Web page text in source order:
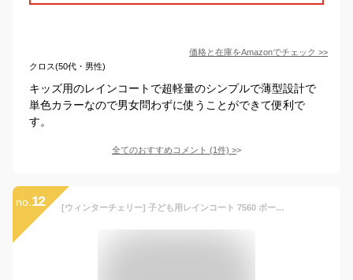
価格と在庫をAmazonでチェック >>
クロス(50代・男性)
キッズ用のレインコートで超軽量のシンプルで薄型設計で
単色カラーなので男女問わずに使うことができて便利で
す。
全てのおすすめコメント (1件) >
no. 12 [ウィンターチェリー] 子ども用レインコート 7560 ボーイズ ブルー 日本 140-(日本サイズ140 相当)